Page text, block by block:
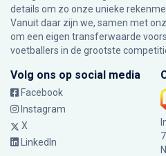
details om zo onze unieke
Vanuit daar zijn we, samen met
om een eigen transferwaarde
voetballers in de grootste
Volg ons op social media
Facebook
Instagram
X
LinkedIn